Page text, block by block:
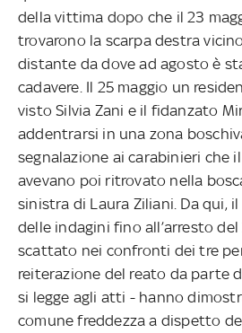
della vittima dopo che il 23
trovarono la scarpa destra
distante da dove ad agosto è
cadavere. Il 25 maggio un
visto Silvia Zani e il fidanzato
addentrarsi in una zona
segnalazione ai carabinieri che
avevano poi ritrovato nella
sinistra di Laura Ziliani. Da qui,
delle indagini fino all’arresto
scattato nei confronti dei tre
reiterazione del reato da parte
si legge agli atti - hanno
comune freddezza a dispetto